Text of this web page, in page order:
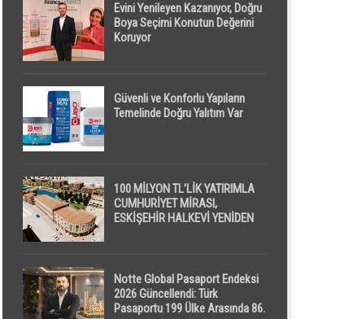
Evini Yenileyen Kazanıyor, Doğru
Boya Seçimi Konutun Değerini
Koruyor
Güvenli ve Konforlu Yapıların
Temelinde Doğru Yalıtım Var
100 MİLYON TL’LİK YATIRIMLA
CUMHURİYET MİRASI,
ESKİŞEHİR HALKEVİ YENİDEN
Notte Global Pasaport Endeksi
2026 Güncellendi: Türk
Pasaportu 199 Ülke Arasında 86.